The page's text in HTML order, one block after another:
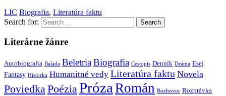
LIC Biografia, Literatúra faktu
Search for:
Literárne žánre
Autobiografia Balada BeletriaBiografia Cestopis Denník Dráma Esej
Fantasy Historka Humanitné vedy Literatúra faktu Novela
Poviedka PoéziaPróza Román Rozhovor Rozprávka